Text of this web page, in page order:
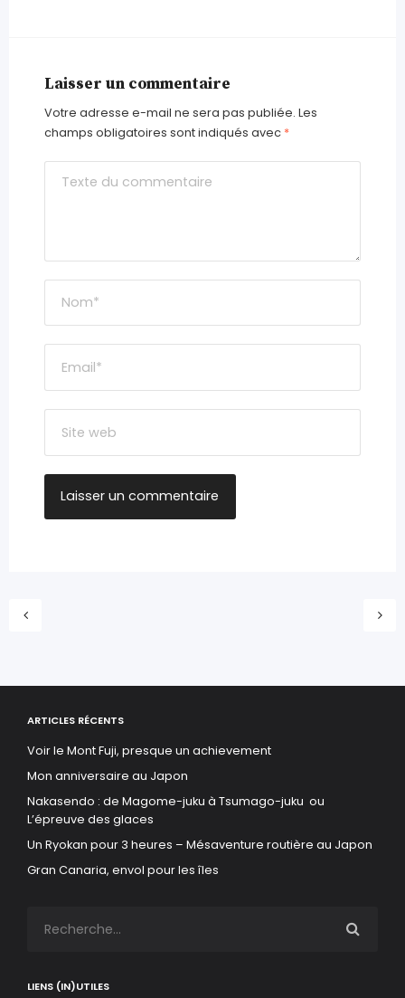
Laisser un commentaire
Votre adresse e-mail ne sera pas publiée. Les
champs obligatoires sont indiqués avec *
ARTICLES RÉCENTS
Voir le Mont Fuji, presque un achievement
Mon anniversaire au Japon
Nakasendo : de Magome-juku à Tsumago-juku ou
L’épreuve des glaces
Un Ryokan pour 3 heures – Mésaventure routière au Japon
Gran Canaria, envol pour les îles
LIENS (IN)UTILES